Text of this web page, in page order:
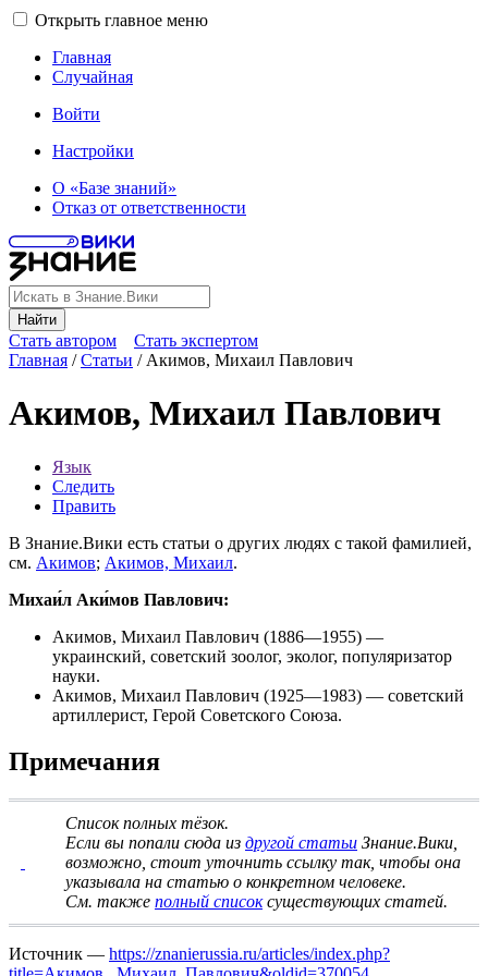
Открыть главное меню
Главная
Случайная
Войти
Настройки
О «Базе знаний»
Отказ от ответственности
Найти
Стать автором
Стать экспертом
Главная /Статьи / Акимов, Михаил Павлович
Акимов, Михаил Павлович
Язык
Следить
Править
В Знание.Вики есть статьи о других людях с такой фамилией,
см. Акимов; Акимов, Михаил.
Михаи́л Аки́мов Павлович:
Акимов, Михаил Павлович (1886—1955) —
украинский, советский зоолог, эколог, популяризатор
науки.
Акимов, Михаил Павлович (1925—1983) — советский
артиллерист, Герой Советского Союза.
Примечания
Список полных тёзок.
Если вы попали сюда из другой статьи Знание.Вики,
возможно, стоит уточнить ссылку так, чтобы она
указывала на статью о конкретном человеке.
См. также полный списоксуществующих статей.
Источник — https://znanierussia.ru/articles/index.php?